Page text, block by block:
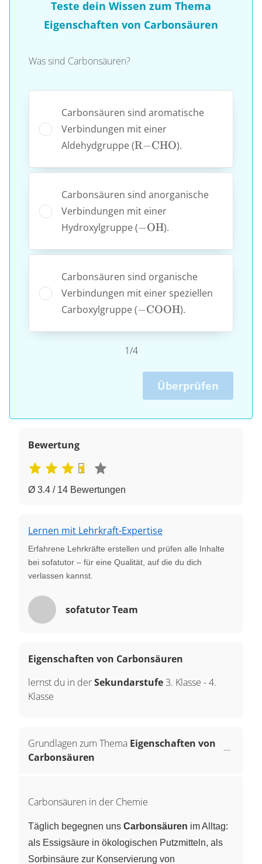
Teste dein Wissen zum Thema
Eigenschaften von Carbonsäuren
Was sind Carbonsäuren?
Carbonsäuren sind aromatische
Verbindungen mit einer
Aldehydgruppe (\ce{R-
R−CHO).
Carbonsäuren sind anorganische
Verbindungen mit einer
Hydroxylgruppe (\ce{-
−OH).
Carbonsäuren sind organische
Verbindungen mit einer speziellen
Carboxylgruppe (\ce{-
−COOH).
1/4
Überprüfen
Bewertung
Ø 3.4 / 14 Bewertungen
Lernen mit Lehrkraft-Expertise
Erfahrene Lehrkräfte erstellen und prüfen alle Inhalte
bei sofatutor – für eine Qualität, auf die du dich
verlassen kannst.
sofatutor Team
Eigenschaften von Carbonsäuren
lernst du in derSekundarstufe 3. Klasse -4.
Klasse
Grundlagen zum Thema Eigenschaften von
Carbonsäuren
Carbonsäuren in der Chemie
Täglich begegnen uns Carbonsäuren im Alltag:
als Essigsäure in ökologischen Putzmitteln, als
Sorbinsäure zur Konservierung von